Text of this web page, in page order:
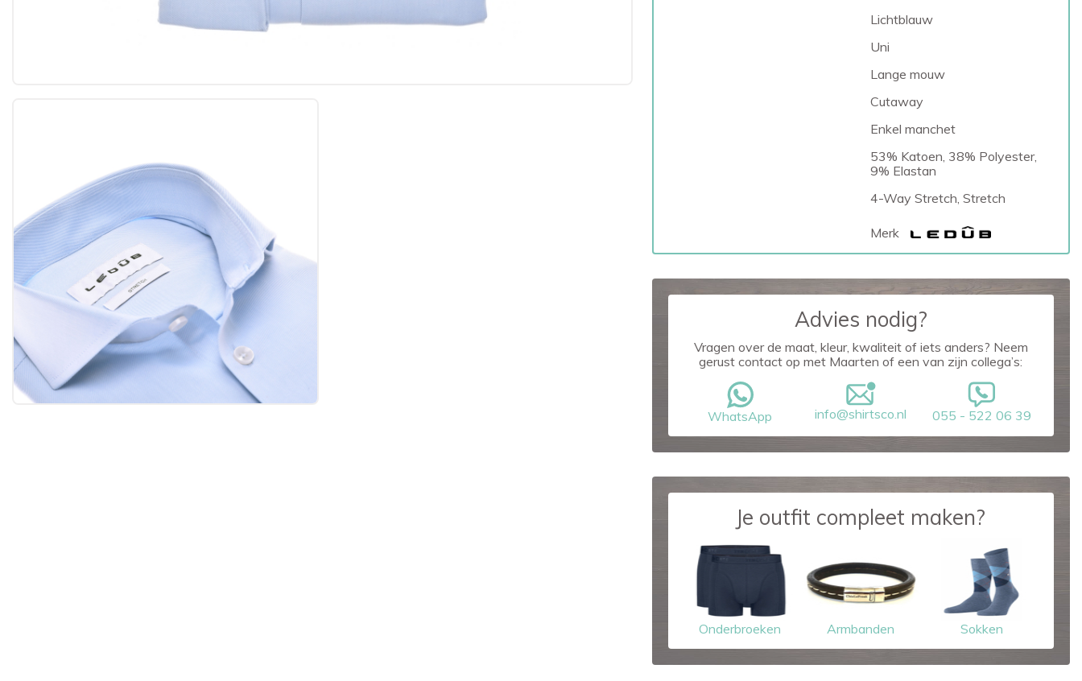
Lichtblauw
Uni
Lange mouw
Cutaway
Enkel manchet
53% Katoen, 38% Polyester,
9% Elastan
4-Way Stretch, Stretch
Merk
Advies nodig?
Vragen over de maat, kleur, kwaliteit of iets anders? Neem
gerust contact op met Maarten of een van zijn collega’s:
WhatsApp info@shirtsco.nl 055 - 522 06 39
Je outfit compleet maken?
Onderbroeken Armbanden Sokken